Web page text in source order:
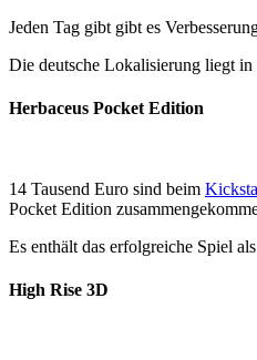
Jeden Tag gibt gibt es
Die deutsche Lokalisierung liegt
Herbaceus Pocket Edition
14 Tausend Euro sind beim
Pocket Edition
Es enthält das erfolgreiche Spiel
High Rise 3D